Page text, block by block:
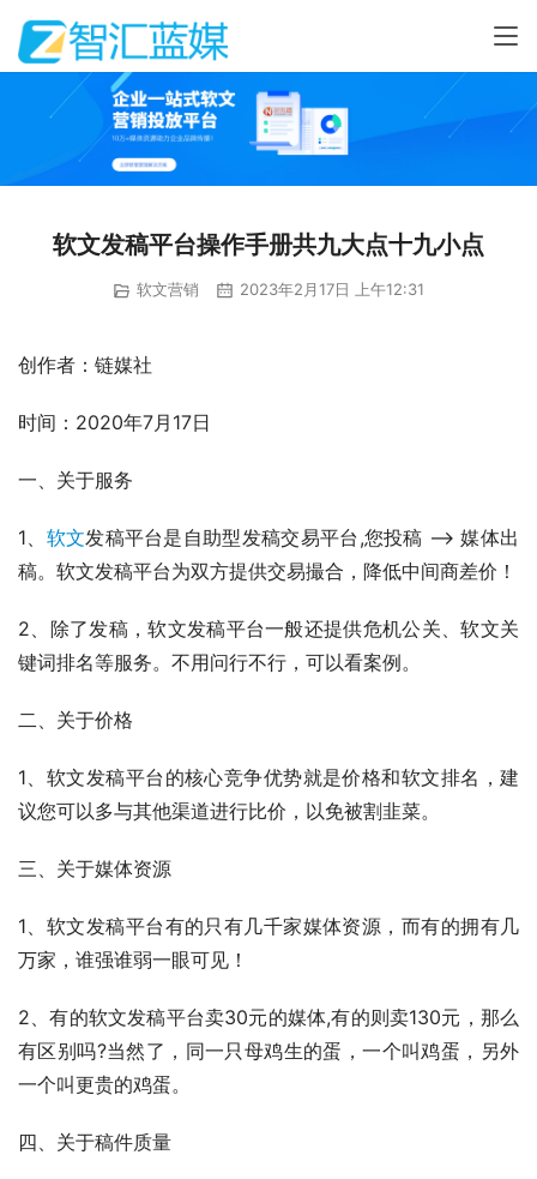
软文发稿平台操作手册共九大点十九小点
软文营销 2023年2月17日 上午12:31
创作者：链媒社
时间：2020年7月17日
一、关于服务
1、 软文发稿平台是自助型发稿交易平台,您投稿 –> 媒体出
稿。软文发稿平台为双方提供交易撮合，降低中间商差价！
2、除了发稿，软文发稿平台一般还提供危机公关、软文关
键词排名等服务。不用问行不行，可以看案例。
二、关于价格
1、软文发稿平台的核心竞争优势就是价格和软文排名，建
议您可以多与其他渠道进行比价，以免被割韭菜。
三、关于媒体资源
1、软文发稿平台有的只有几千家媒体资源，而有的拥有几
万家，谁强谁弱一眼可见！
2、有的软文发稿平台卖30元的媒体,有的则卖130元，那么
有区别吗?当然了，同一只母鸡生的蛋，一个叫鸡蛋，另外
一个叫更贵的鸡蛋。
四、关于稿件质量